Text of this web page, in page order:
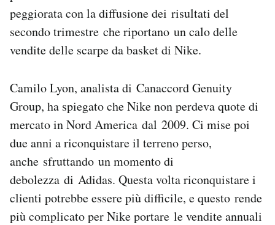
peggiorata con la diffusione dei risultati del
secondo trimestre che riportano un calo delle
vendite delle scarpe da basket di Nike.
Camilo Lyon, analista di Canaccord Genuity
Group, ha spiegato che Nike non perdeva quote di
mercato in Nord America dal 2009. Ci mise poi
due anni a riconquistare il terreno perso,
anche sfruttando un momento di
debolezza di Adidas. Questa volta riconquistare i
clienti potrebbe essere più difficile, e questo rende
più complicato per Nike portare le vendite annuali